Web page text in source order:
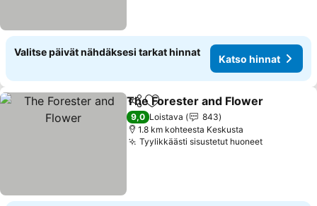
Valitse päivät nähdäksesi tarkat hinnat
Katso hinnat
Jaa Lisää suosikkeihin
The Forester and Flower
9,0 Loistava
843
1.8 km kohteesta Keskusta
Tyylikkäästi sisustetut huoneet